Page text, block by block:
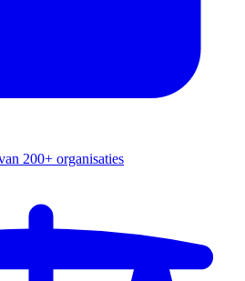
200+ organisaties